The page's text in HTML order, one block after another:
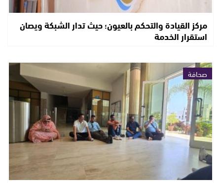
مركز القيادة والتحكم بالعيون؛ حيث تدار الشبكة ويصان
استقرار الخدمة
صحافة